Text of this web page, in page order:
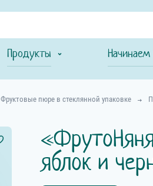
Продукты
Фруктовые пюре в стеклянной упаковке
яблок и